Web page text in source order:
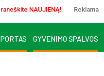
NAUJIENĄ! Reklama
GYVENIMO SPALVOS